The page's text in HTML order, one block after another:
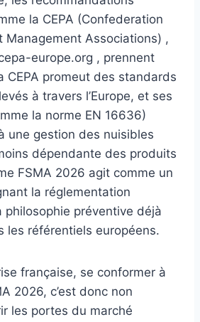
la CEPA (Confederation
Management Associations) ,
europe.org , prennent
CEPA promeut des standards
à travers l’Europe, et ses
la norme EN 16636)
une gestion des nuisibles
dépendante des produits
FSMA 2026 agit comme un
la réglementation
philosophie préventive déjà
les référentiels européens.
française, se conformer à
2026, c’est donc non
les portes du marché